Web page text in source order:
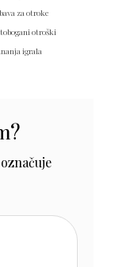
za otroke
tobogani otroški
igrala
označuje